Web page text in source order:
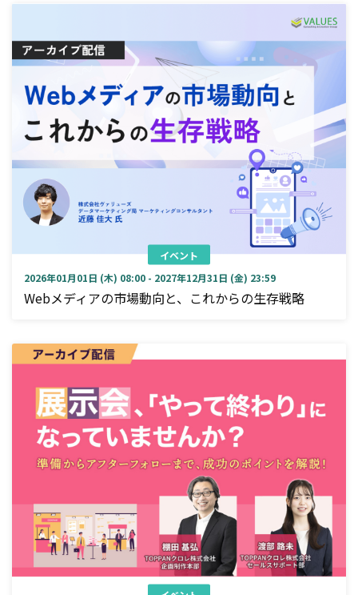
イベント
2026年01月01日 (木) 08:00 - 2027年12月31日 (金) 23:59
Webメディアの市場動向と、これからの生存戦略